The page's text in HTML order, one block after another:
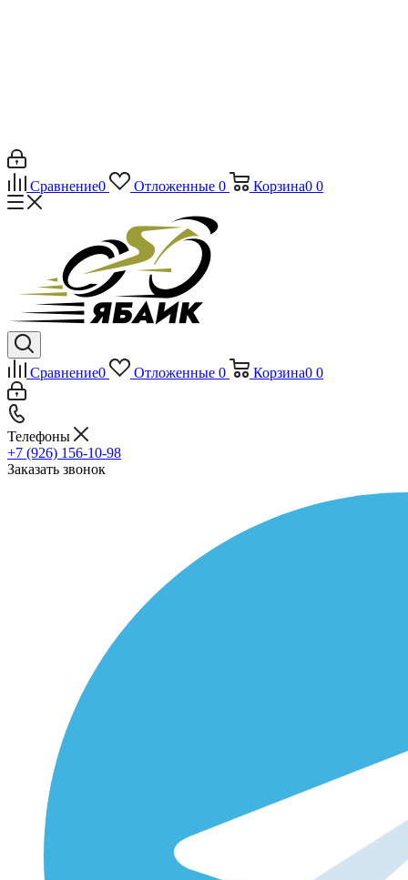
Сравнение0 Отложенные 0 Корзина0 0
Сравнение0 Отложенные 0 Корзина0 0
Телефоны
+7 (926) 156-10-98
Заказать звонок